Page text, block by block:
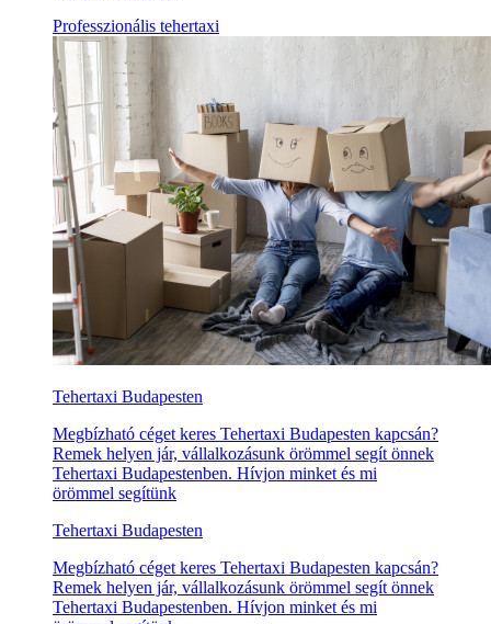
Professzionális tehertaxi
Tehertaxi Budapesten
Megbízható céget keres Tehertaxi Budapesten kapcsán?
Remek helyen jár, vállalkozásunk örömmel segít önnek
Tehertaxi Budapestenben. Hívjon minket és mi
örömmel segítünk
Tehertaxi Budapesten
Megbízható céget keres Tehertaxi Budapesten kapcsán?
Remek helyen jár, vállalkozásunk örömmel segít önnek
Tehertaxi Budapestenben. Hívjon minket és mi